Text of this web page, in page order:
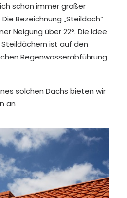
schon immer großer
Bezeichnung „Steildach“
Neigung über 22°. Die Idee
ist auf den
Regenwasserabführung
solchen Dachs bieten wir
an